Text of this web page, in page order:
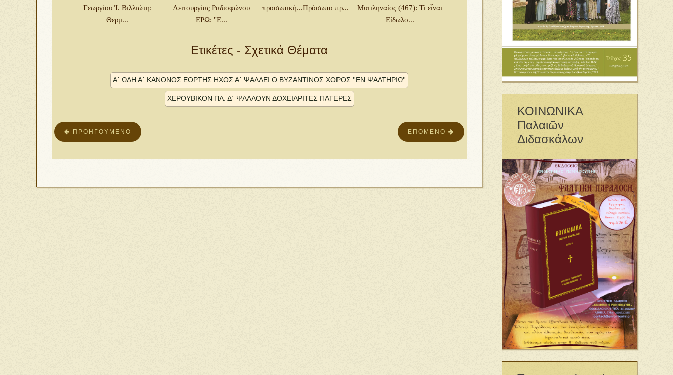
Γεωργίου Ἰ. Βιλλιώτη:
Θερμ...
Λειτουργίας Ραδιοφώνου
ΕΡΩ: "Ε...
προσωπική...Πρόσωπο πρ...
Μυτιληναίος (467): Τί εἶναι
Εἰδωλο...
Ετικέτες - Σχετικά Θέματα
Α΄ ΩΔΗ Α΄ ΚΑΝΟΝΟΣ ΕΟΡΤΗΣ ΉΧΟΣ Α΄ ΨΑΛΛΕΙ Ο ΒΥΖΑΝΤΙΝΟΣ ΧΟΡΟΣ ''ΕΝ ΨΑΛΤΗΡΙΩ''
ΧΕΡΟΥΒΙΚΟΝ ΠΛ. Δ΄ ΨΑΛΛΟΥΝ ΔΟΧΕΙΑΡΙΤΕΣ ΠΑΤΕΡΕΣ
ΕΠΌΜΕΝΟ
ΠΡΟΗΓΟΎΜΕΝΟ
ΚΟΙΝΩΝΙΚΑ
Παλαιῶν
Διδασκάλων